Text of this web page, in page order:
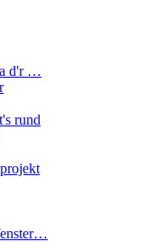
d'r …
rund